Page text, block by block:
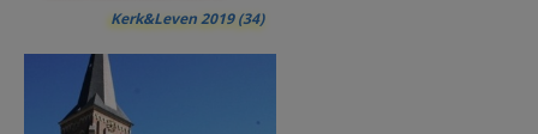
Kerk&Leven 2019 (34)